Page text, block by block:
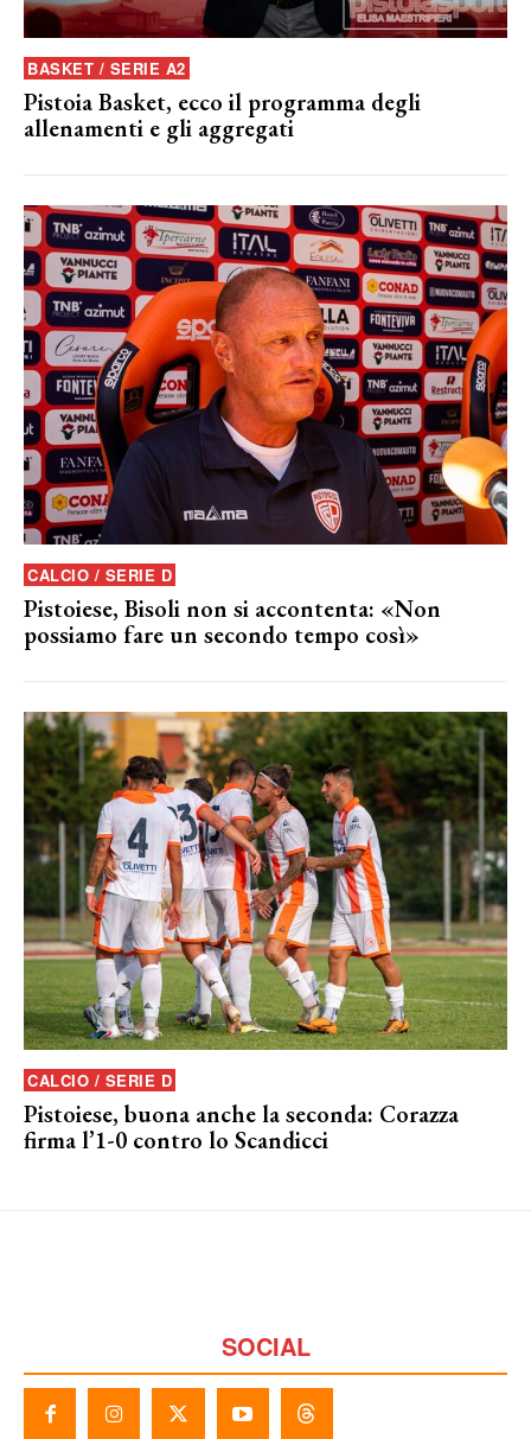
BASKET / SERIE A2
Pistoia Basket, ecco il programma degli
allenamenti e gli aggregati
CALCIO / SERIE D
Pistoiese, Bisoli non si accontenta: «Non
possiamo fare un secondo tempo così»
CALCIO / SERIE D
Pistoiese, buona anche la seconda: Corazza
firma l’1-0 contro lo Scandicci
SOCIAL